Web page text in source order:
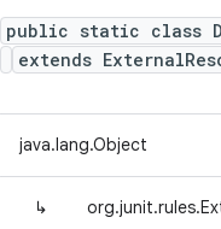
public static class
extends
java.lang.Object
↳